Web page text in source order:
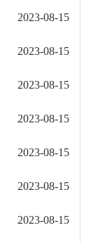
2023-08-15
2023-08-15
2023-08-15
2023-08-15
2023-08-15
2023-08-15
2023-08-15